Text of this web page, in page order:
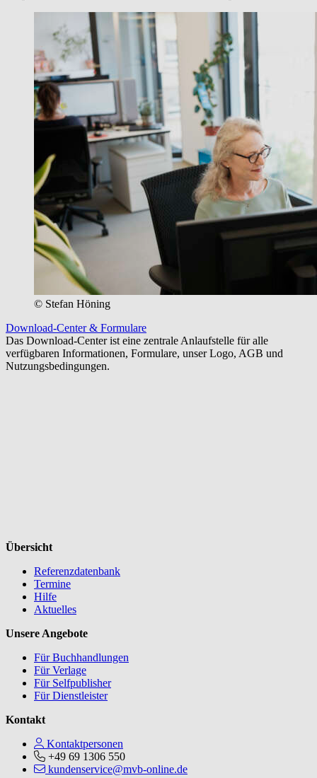
© Stefan Höning
Download-Center & Formulare
Das Download-Center ist eine zentrale Anlaufstelle für alle
verfügbaren Informationen, Formulare, unser Logo, AGB und
Nutzungsbedingungen.
Übersicht
Referenzdatenbank
Termine
Hilfe
Aktuelles
Unsere Angebote
Für Buchhandlungen
Für Verlage
Für Selfpublisher
Für Dienstleister
Kontakt
Kontaktpersonen
+49 69 1306 550
kundenservice@mvb-online.de